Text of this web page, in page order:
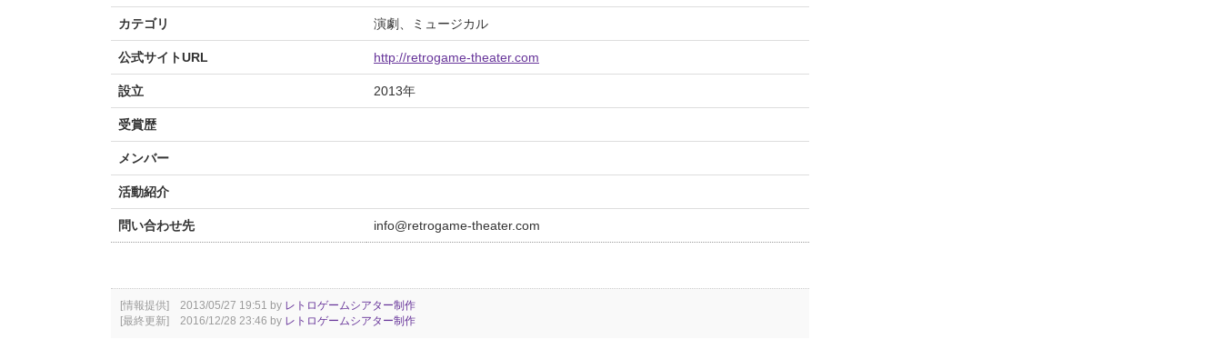
カテゴリ 演劇、ミュージカル
公式サイトURL http://retrogame-theater.com
設立 2013年
受賞歴
メンバー
活動紹介
問い合わせ先 info@retrogame-theater.com
[情報提供] 2013/05/27 19:51 by レトロゲームシアター制作
[最終更新] 2016/12/28 23:46 by レトロゲームシアター制作